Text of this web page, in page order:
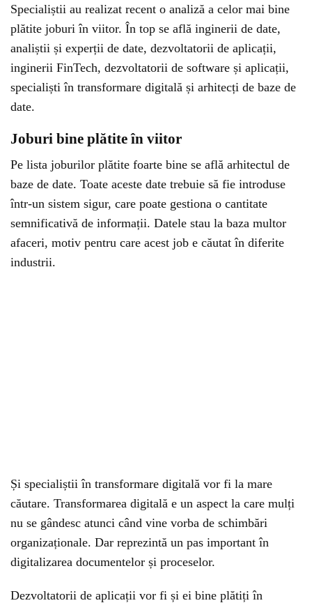
Specialiștii au realizat recent o analiză a celor mai bine
plătite joburi în viitor. În top se află inginerii de date,
analiștii și experții de date, dezvoltatorii de aplicații,
inginerii FinTech, dezvoltatorii de software și aplicații,
specialiști în transformare digitală și arhitecți de baze de
date.
Joburi bine plătite în viitor
Pe lista joburilor plătite foarte bine se află arhitectul de
baze de date. Toate aceste date trebuie să fie introduse
într-un sistem sigur, care poate gestiona o cantitate
semnificativă de informații. Datele stau la baza multor
afaceri, motiv pentru care acest job e căutat în diferite
industrii.
Și specialiștii în transformare digitală vor fi la mare
căutare. Transformarea digitală e un aspect la care mulți
nu se gândesc atunci când vine vorba de schimbări
organizaționale. Dar reprezintă un pas important în
digitalizarea documentelor și proceselor.
Dezvoltatorii de aplicații vor fi și ei bine plătiți în